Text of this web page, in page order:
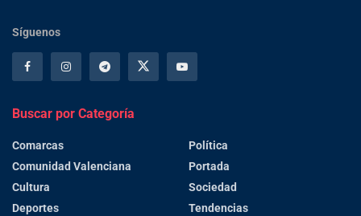
Síguenos
Buscar por Categoría
Comarcas
Comunidad Valenciana
Cultura
Deportes
Política
Portada
Sociedad
Tendencias